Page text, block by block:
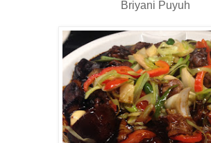
Briyani Puyuh